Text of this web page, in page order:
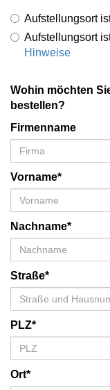
Aufstellungsort
Aufstellungsort
Hinweise
Wohin möchten
bestellen?
Firmenname
Vorname*
Nachname*
Straße*
PLZ*
Ort*